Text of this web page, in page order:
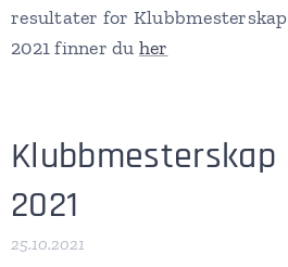
resultater for Klubbmesterskap
2021 finner du her
Klubbmesterskap
2021
25.10.2021